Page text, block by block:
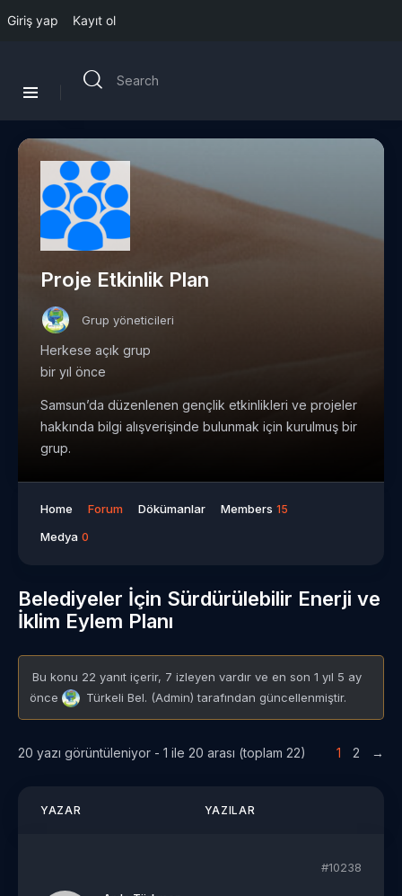
Giriş yap Kayıt ol
Grup yöneticileri
Proje Etkinlik Plan
Samsun’da düzenlenen gençlik etkinlikleri ve projeler
hakkında bilgi alışverişinde bulunmak için kurulmuş bir
grup.
Herkese açık grup
bir yıl önce
Home Forum Dökümanlar Members 15
Medya 0
Belediyeler İçin Sürdürülebilir Enerji ve
İklim Eylem Planı
Bu konu 22 yanıt içerir, 7 izleyen vardır ve en son 1 yıl 5 ay
önce
Türkeli Bel. (Admin) tarafından güncellenmiştir.
20 yazı görüntüleniyor - 1 ile 20 arası (toplam 22) 1 2 →
YAZAR YAZILAR
#10238